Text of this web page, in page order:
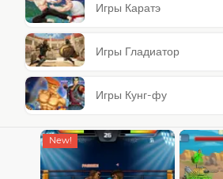
Игры Каратэ
Игры Гладиатор
Игры Кунг-фу